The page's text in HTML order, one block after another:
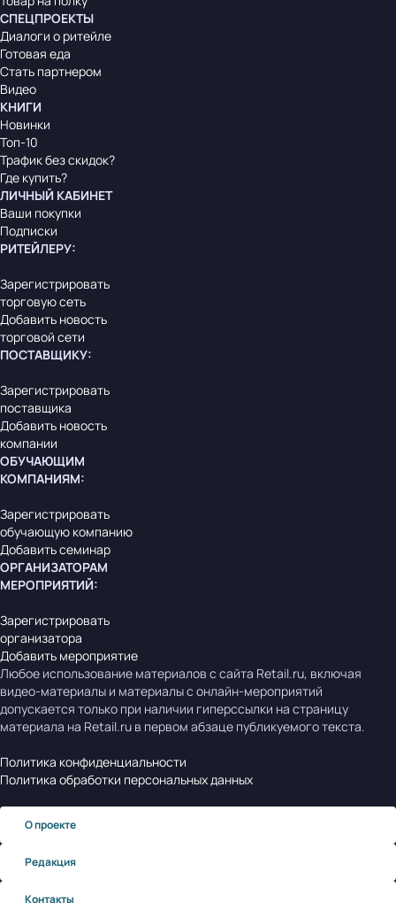
СПЕЦПРОЕКТЫ
Диалоги о ритейле
Готовая еда
Стать партнером
Видео
КНИГИ
Новинки
Топ-10
Трафик без скидок?
Где купить?
ЛИЧНЫЙ КАБИНЕТ
Ваши покупки
Подписки
РИТЕЙЛЕРУ:
Зарегистрировать
торговую сеть
Добавить новость
торговой сети
ПОСТАВЩИКУ:
Зарегистрировать
поставщика
Добавить новость
компании
ОБУЧАЮЩИМ
КОМПАНИЯМ:
Зарегистрировать
обучающую компанию
Добавить семинар
ОРГАНИЗАТОРАМ
МЕРОПРИЯТИЙ:
Зарегистрировать
организатора
Добавить мероприятие
Любое использование материалов с сайта Retail.ru, включая
видео-материалы и материалы с онлайн-мероприятий
допускается только при наличии гиперссылки на страницу
материала на Retail.ru в первом абзаце публикуемого текста.
Политика конфиденциальности
Политика обработки персональных данных
О проекте
Редакция
Контакты